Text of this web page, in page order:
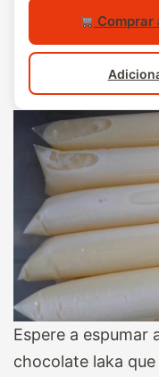
Comprar
Espere a espumar
chocolate laka